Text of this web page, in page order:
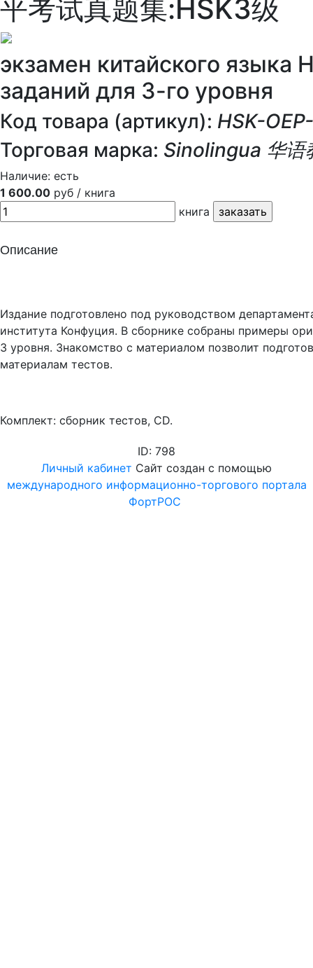
平考试真题集:HSK3级
экзамен китайского языка
заданий для 3-го уровня
Код товара (артикул): HSK-
Торговая марка: Sinolingua 华语
Наличие: есть
1 600.00 руб / книга
книга
Описание
Издание подготовлено под руководством
института Конфуция. В сборнике собраны примеры
3 уровня. Знакомство с материалом позволит
материалам тестов.
Комплект: сборник тестов, CD.
ID: 798
Личный кабинет Сайт создан с помощью
международного информационно-торгового портала
ФортРОС